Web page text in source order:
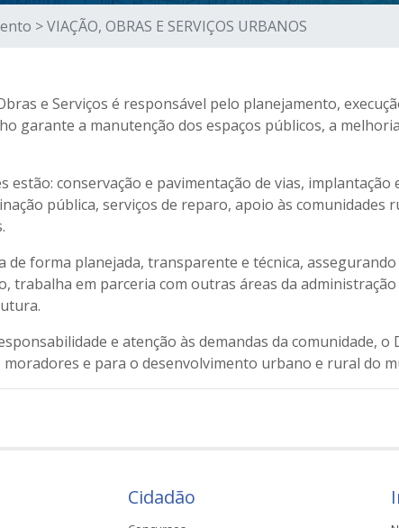
> VIAÇÃO, OBRAS E SERVIÇOS URBANOS
e Serviços é responsável pelo planejamento,
garante a manutenção dos espaços públicos, a
estão: conservação e pavimentação de vias,
pública, serviços de reparo, apoio às
forma planejada, transparente e técnica,
trabalha em parceria com outras áreas da
e atenção às demandas da comunidade,
moradores e para o desenvolvimento urbano e rural do
Cidadão